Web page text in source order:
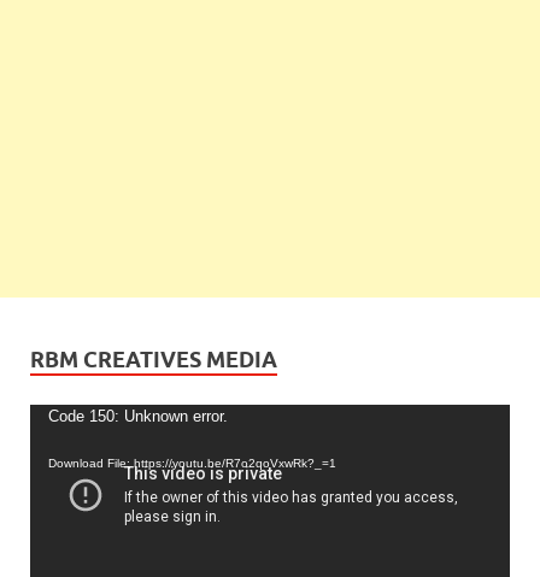
RBM CREATIVES MEDIA
Video
Code 150: Unknown error.
Download File: https://youtu.be/R7o2qoVxwRk?_=1